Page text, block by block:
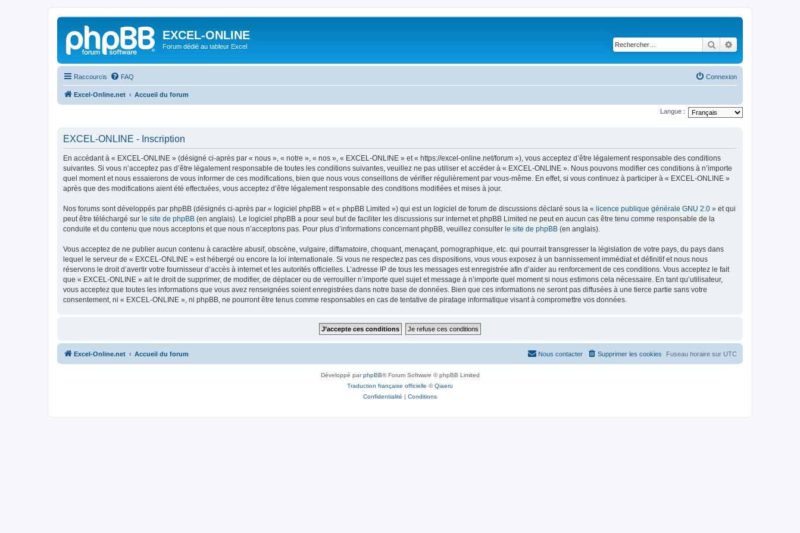
EXCEL-ONLINE
Forum dédié au tableur Excel Rechercher
Raccourcis FAQ Connexion
Excel-Online.net Accueil du forum
Langue :
EXCEL-ONLINE - Inscription
En accédant à « EXCEL-ONLINE » (désigné ci-après par « nous », « notre », « nos », « EXCEL-ONLINE » et « https://excel-online.net/forum »), vous acceptez d’être légalement responsable des conditions
suivantes. Si vous n’acceptez pas d’être légalement responsable de toutes les conditions suivantes, veuillez ne pas utiliser et accéder à « EXCEL-ONLINE ». Nous pouvons modifier ces conditions à n’importe
quel moment et nous essaierons de vous informer de ces modifications, bien que nous vous conseillons de vérifier régulièrement par vous-même. En effet, si vous continuez à participer à « EXCEL-ONLINE »
après que des modifications aient été effectuées, vous acceptez d’être légalement responsable des conditions modifiées et mises à jour.
Nos forums sont développés par phpBB (désignés ci-après par « logiciel phpBB » et « phpBB Limited ») qui est un logiciel de forum de discussions déclaré sous la « licence publique générale GNU 2.0 » et qui
peut être téléchargé sur le site de phpBB (en anglais). Le logiciel phpBB a pour seul but de faciliter les discussions sur internet et phpBB Limited ne peut en aucun cas être tenu comme responsable de la
conduite et du contenu que nous acceptons et que nous n’acceptons pas. Pour plus d’informations concernant phpBB, veuillez consulter le site de phpBB (en anglais).
Vous acceptez de ne publier aucun contenu à caractère abusif, obscène, vulgaire, diffamatoire, choquant, menaçant, pornographique, etc. qui pourrait transgresser la législation de votre pays, du pays dans
lequel le serveur de « EXCEL-ONLINE » est hébergé ou encore la loi internationale. Si vous ne respectez pas ces dispositions, vous vous exposez à un bannissement immédiat et définitif et nous nous
réservons le droit d’avertir votre fournisseur d’accès à internet et les autorités officielles. L’adresse IP de tous les messages est enregistrée afin d’aider au renforcement de ces conditions. Vous acceptez le fait
que « EXCEL-ONLINE » ait le droit de supprimer, de modifier, de déplacer ou de verrouiller n’importe quel sujet et message à n’importe quel moment si nous estimons cela nécessaire. En tant qu’utilisateur,
vous acceptez que toutes les informations que vous avez renseignées soient enregistrées dans notre base de données. Bien que ces informations ne seront pas diffusées à une tierce partie sans votre
consentement, ni « EXCEL-ONLINE », ni phpBB, ne pourront être tenus comme responsables en cas de tentative de piratage informatique visant à compromettre vos données.
Excel-Online.net Accueil du forum Fuseau horaire sur UTC
Supprimer les cookies
Nous contacter
Développé parphpBB® Forum Software © phpBB Limited
Traduction française officielle ©Qiaeru
Confidentialité | Conditions